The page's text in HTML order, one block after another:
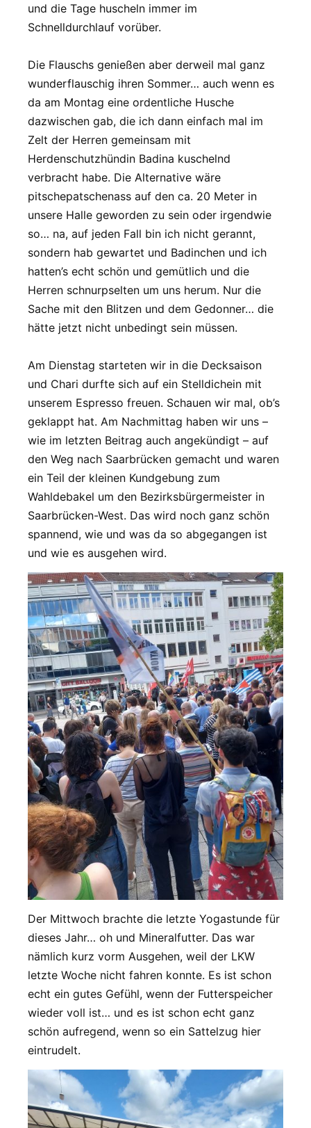
und die Tage huscheln immer im
Schnelldurchlauf vorüber.
Die Flauschs genießen aber derweil mal ganz
wunderflauschig ihren Sommer… auch wenn es
da am Montag eine ordentliche Husche
dazwischen gab, die ich dann einfach mal im
Zelt der Herren gemeinsam mit
Herdenschutzhündin Badina kuschelnd
verbracht habe. Die Alternative wäre
pitschepatschenass auf den ca. 20 Meter in
unsere Halle geworden zu sein oder irgendwie
so… na, auf jeden Fall bin ich nicht gerannt,
sondern hab gewartet und Badinchen und ich
hatten’s echt schön und gemütlich und die
Herren schnurpselten um uns herum. Nur die
Sache mit den Blitzen und dem Gedonner… die
hätte jetzt nicht unbedingt sein müssen.
Am Dienstag starteten wir in die Decksaison
und Chari durfte sich auf ein Stelldichein mit
unserem Espresso freuen. Schauen wir mal, ob’s
geklappt hat. Am Nachmittag haben wir uns –
wie im letzten Beitrag auch angekündigt – auf
den Weg nach Saarbrücken gemacht und waren
ein Teil der kleinen Kundgebung zum
Wahldebakel um den Bezirksbürgermeister in
Saarbrücken-West. Das wird noch ganz schön
spannend, wie und was da so abgegangen ist
und wie es ausgehen wird.
Der Mittwoch brachte die letzte Yogastunde für
dieses Jahr… oh und Mineralfutter. Das war
nämlich kurz vorm Ausgehen, weil der LKW
letzte Woche nicht fahren konnte. Es ist schon
echt ein gutes Gefühl, wenn der Futterspeicher
wieder voll ist… und es ist schon echt ganz
schön aufregend, wenn so ein Sattelzug hier
eintrudelt.